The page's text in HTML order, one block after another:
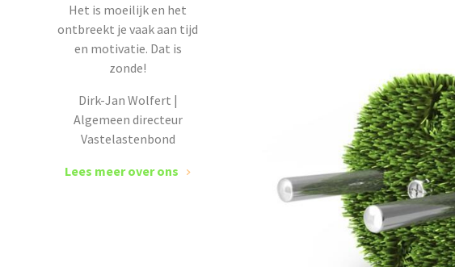
Het is moeilijk en het
ontbreekt je vaak aan tijd
en motivatie. Dat is
zonde!
Dirk-Jan Wolfert |
Algemeen directeur
Vastelastenbond
Lees meer over ons